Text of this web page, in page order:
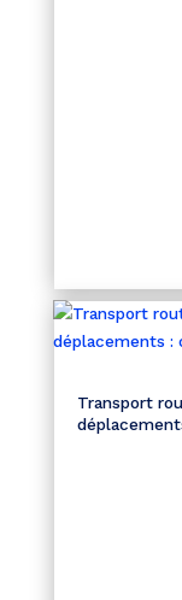
Transport